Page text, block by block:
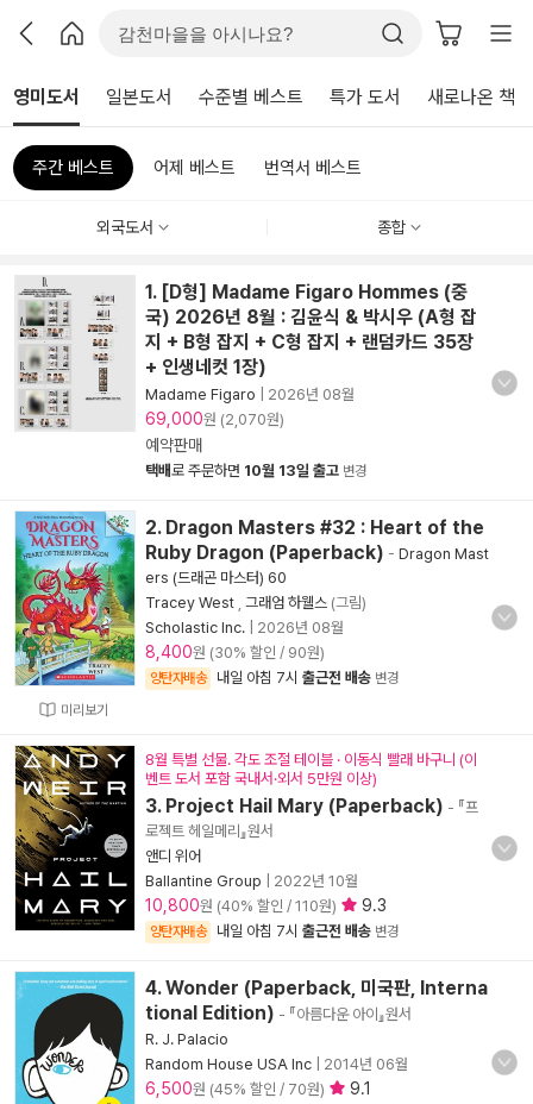
영미도서 일본도서 수준별 베스트 특가 도서 새로나온 책
주간 베스트 어제 베스트 번역서 베스트
외국도서 종합
1. [D형] Madame Figaro Hommes (중
국) 2026년 8월 : 김윤식 & 박시우 (A형 잡
지 + B형 잡지 + C형 잡지 + 랜덤카드 35장
+ 인생네컷 1장)
Madame Figaro 2026년 08월
69,000원 (2,070원)
예약판매
택배로 주문하면 10월 13일 출고 변경
미리보기
2. Dragon Masters #32 : Heart of the
Ruby Dragon (Paperback) - Dragon Mast
ers (드래곤 마스터) 60
Tracey West 그래엄 하웰스 (그림)
Scholastic Inc.
2026년 08월
8,400원 (30% 할인 / 90원)
양탄자배송 내일 아침 7시 출근전 배송 변경
8월 특별 선물. 각도 조절 테이블 · 이동식 빨래 바구니 (이
벤트 도서 포함 국내서·외서 5만원 이상)
3. Project Hail Mary (Paperback) - 『프
로젝트 헤일메리』원서
앤디 위어
Ballantine Group
2022년 10월
10,800원 (40% 할인 / 110원) 9.3
양탄자배송 내일 아침 7시 출근전 배송 변경
4. Wonder (Paperback, 미국판, Interna
tional Edition) - 『아름다운 아이』원서
R. J. Palacio
Random House USA Inc
2014년 06월
6,500원 (45% 할인 / 70원) 9.1